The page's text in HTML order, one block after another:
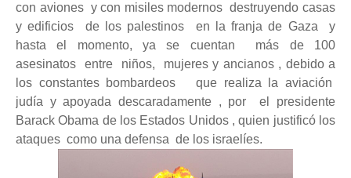
con aviones y con misiles modernos destruyendo casas
y edificios de los palestinos en la franja de Gaza y
hasta el momento, ya se cuentan más de 100
asesinatos entre niños, mujeres y ancianos , debido a
los constantes bombardeos que realiza la aviación
judía y apoyada descaradamente , por el presidente
Barack Obama de los Estados Unidos , quien justificó los
ataques como una defensa de los israelíes.